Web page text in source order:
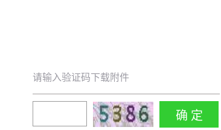
请输入验证码下载附件